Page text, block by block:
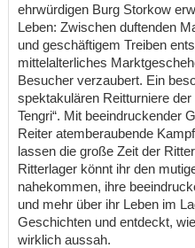
ehrwürdigen Burg Storkow
Leben: Zwischen duftenden
und geschäftigem Treiben
mittelalterliches
Besucher verzaubert. Ein
spektakulären Reitturniere
Tengri“. Mit beeindruckender
Reiter atemberaubende
lassen die große Zeit der
Ritterlager könnt ihr den
nahekommen, ihre
und mehr über ihr Leben im
Geschichten und entdeckt,
wirklich aussah.